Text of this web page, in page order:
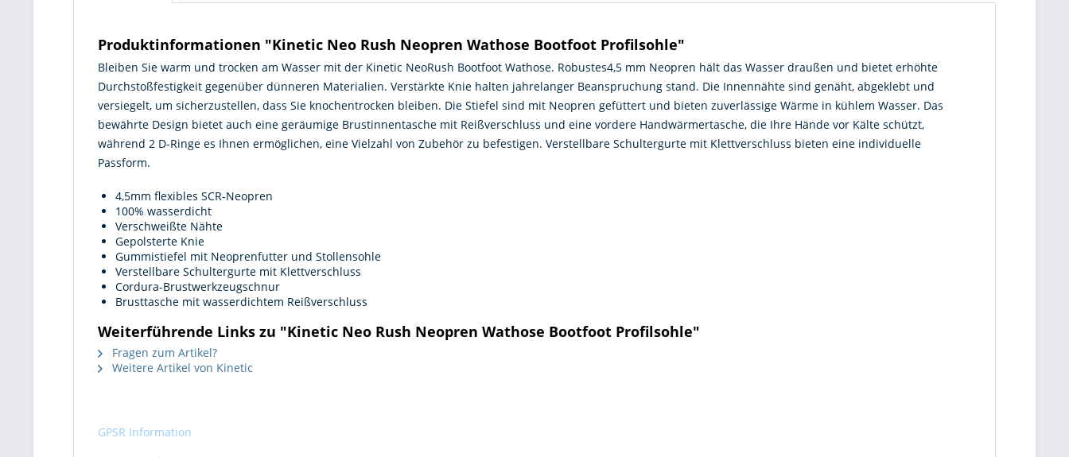
Produktinformationen "Kinetic Neo Rush Neopren Wathose Bootfoot Profilsohle"
Bleiben Sie warm und trocken am Wasser mit der Kinetic NeoRush Bootfoot Wathose. Robustes4,5 mm Neopren hält das Wasser draußen und bietet erhöhte
Durchstoßfestigkeit gegenüber dünneren Materialien. Verstärkte Knie halten jahrelanger Beanspruchung stand. Die Innennähte sind genäht, abgeklebt und
versiegelt, um sicherzustellen, dass Sie knochentrocken bleiben. Die Stiefel sind mit Neopren gefüttert und bieten zuverlässige Wärme in kühlem Wasser. Das
bewährte Design bietet auch eine geräumige Brustinnentasche mit Reißverschluss und eine vordere Handwärmertasche, die Ihre Hände vor Kälte schützt,
während 2 D-Ringe es Ihnen ermöglichen, eine Vielzahl von Zubehör zu befestigen. Verstellbare Schultergurte mit Klettverschluss bieten eine individuelle
Passform.
4,5mm flexibles SCR-Neopren
100% wasserdicht
Verschweißte Nähte
Gepolsterte Knie
Gummistiefel mit Neoprenfutter und Stollensohle
Verstellbare Schultergurte mit Klettverschluss
Cordura-Brustwerkzeugschnur
Brusttasche mit wasserdichtem Reißverschluss
Weiterführende Links zu "Kinetic Neo Rush Neopren Wathose Bootfoot Profilsohle"
Fragen zum Artikel?
Weitere Artikel von Kinetic
GPSR Information